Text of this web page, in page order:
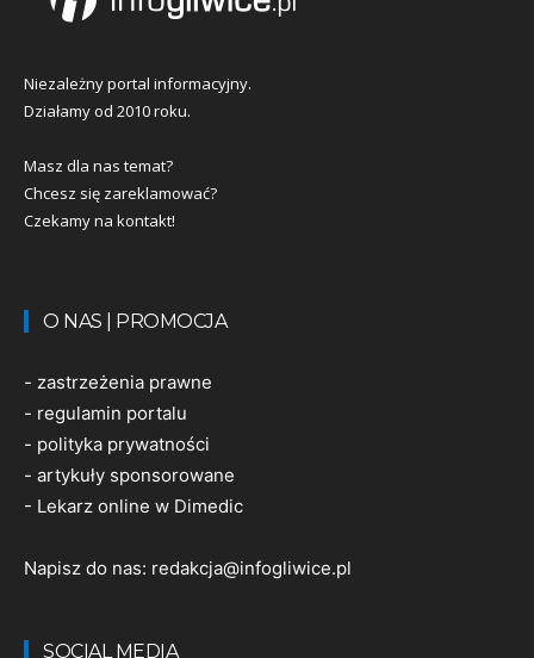
Niezależny portal informacyjny.
Działamy od 2010 roku.
Masz dla nas temat?
Chcesz się zareklamować?
Czekamy na kontakt!
O NAS | PROMOCJA
- zastrzeżenia prawne
- regulamin portalu
- polityka prywatności
- artykuły sponsorowane
- Lekarz online w Dimedic
Napisz do nas: redakcja@infogliwice.pl
SOCIAL MEDIA